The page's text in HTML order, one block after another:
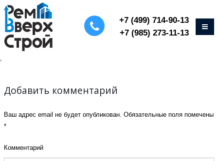
+7 (499) 714-90-13
+7 (985) 273-11-13
,
Добавить комментарий
Ваш адрес email не будет опубликован. Обязательные поля помечены
*
Комментарий